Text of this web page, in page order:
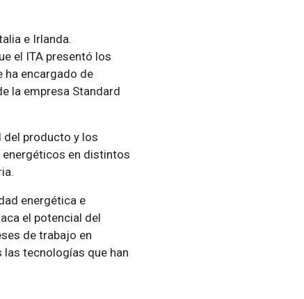
e Irlanda.
el ITA presentó los
ha encargado de
la empresa Standard
del producto y los
en distintos
energética e
el potencial del
de trabajo en
tecnologías que han